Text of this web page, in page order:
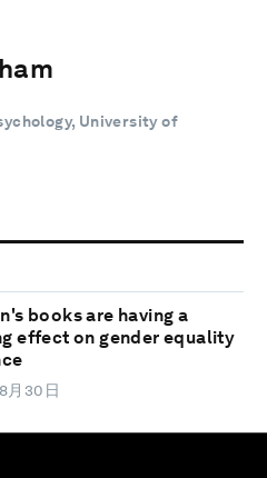
University of
books are having a
effect on gender equality
月30日